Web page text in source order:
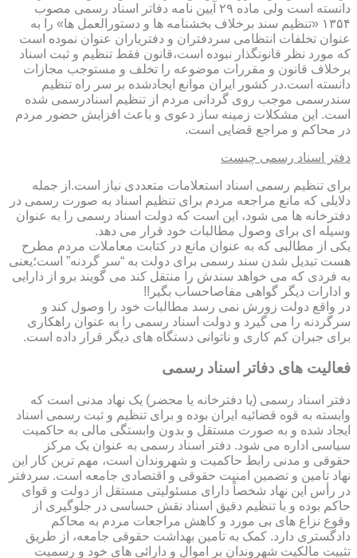
دانسته است ولی ماده ۲۹ آیین نامه دفاتر اسناد رسمی مصوب
۱۳۵۴ «تنظیم سند برخلاف بخشنامه ها و دستورالعمل ها» را به
عنوان تخلفات انتظامی سردفتران و دفتریاران عنوان نموده است
که مورد نظر قانونگذار نبوده است،قانون فقط تنظیم و ثبت اسناد
برخلاف قانون و مقررات موضوعه را تخلف و مستوجب مجازات
دانسته است.در کشور ایران موانع ایجادشده بر سر راه تنظیم
سندرسمی موجب روی گردانی مردم از تنظیم اسنادرسمی شده
است. این مشکلات زمینه ساز دعوی و باعث افزایش حضور مردم
در محاکم و مراجع قضایی است.
دفتر اسناد رسمی چیست
برای تنظیم رسمی اسناد استعلامات متعددی نیاز است.از جمله
دلایلی که مانع مراجعه مردم برای تنظیم اسناد به صورت رسمی در
دفترخانه ها می شود، این است که دولت اسناد رسمی را به عنوان
وسیله ای برای وصول مطالبات خود قرار می دهد.
یکی از مطالبی که به عنوان مانع در کتابت معاملات مردم مطرح
هست تبدیل شدن سند رسمی برای دولت به “سر گردنه” است؛یعنی
به فردی که می خواهد سندش را منتقل کند می گویند برو از دارایی
و ادارات دیگر گواهی مفاصاحساب بگیر!!
در واقع دولت زورش نمی رسد مطالبات خود را وصول کند و
سرگردنه را می گیرد و دولت اسناد رسمی را به عنوان راهکاری
برای جبران کم کاری و ناتوانی دستگاه های دیگر قرار داده است.
فعالیت های دفاتر اسناد رسمی
دفتر اسناد رسمی (یا دفترخانه یا محضر) یک نهاد مدنی است که
وابسته به قوه قضائیه ایران بوده و برای تنظیم و ثبت رسمی اسناد
ایجاد شده و به صورت مستقل و بدون وابستگی مالی به حاکمیت
سیاسی اداره می شود. دفتر اسناد رسمی به عنوان یک مرکز
حقوقی و مدنی رابط حاکمیت و شهروندان است، مهم ترین کار این
نهاد تامین و تضمین امنیت حقوقی و اقتصادی جامعه است. سردفتر
در رأس این نهاد شخصاً دارای مسئولیتی مستقل از دولت و قوای
حاکم بوده و با تنظیم دقیق اسناد نقش حساسی در جلوگیری از
وقوع نزاع های بی مورد و کاهش مراجعات مردم به محاکم
دادگستری دارد. کمک به تامین بهداشت حقوقی جامعه، از طریق
تثبیت مالکیت شهروندان بر اموال و دارائی های خود و رسمیت